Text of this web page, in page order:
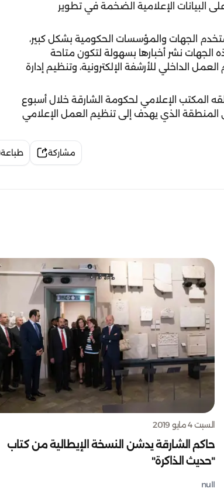
البيانات الإعلامية الضخمة في تطوير
الجهات والمؤسسات الحكومية بشكل كبير،
نشر أخبارها بسهولة لتكون متاحة
الداخلي للأرشفة الإلكترونية، وتنظيم إدارة
المكتب الإعلامي لحكومة الشارقة خلال أسبوع
مستوى المنطقة الذي يهدف إلى تنظيم العمل الإعلامي
مشاركة طباعة
السبت 4 مايو 2019
حاكم الشارقة يدشن النسخة الإيطالية من كتاب
"حديث الذاكرة"
null